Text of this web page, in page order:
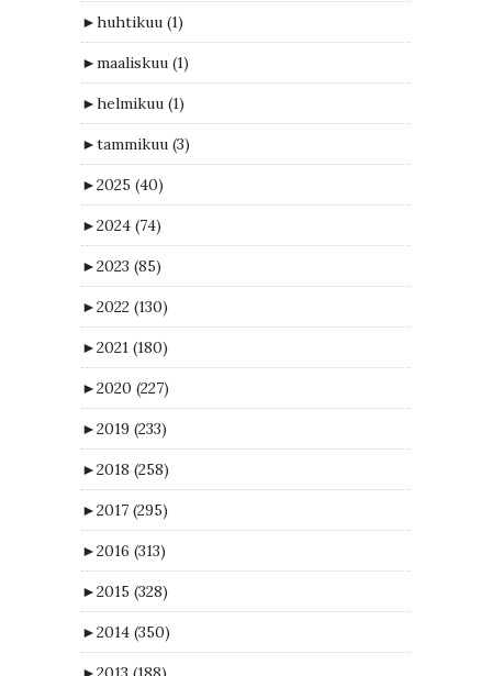
►huhtikuu (1)
►maaliskuu (1)
►helmikuu (1)
►tammikuu (3)
►2025 (40)
►2024 (74)
►2023 (85)
►2022 (130)
►2021 (180)
►2020 (227)
►2019 (233)
►2018 (258)
►2017 (295)
►2016 (313)
►2015 (328)
►2014 (350)